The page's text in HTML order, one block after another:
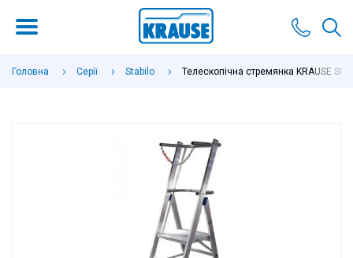
Головна Серії Stabilo Телескопічна стремянка KRAUSE